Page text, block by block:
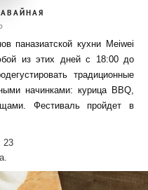
паназиатской кухни Meiwei
из этих дней с 18:00 до
традиционные
начинками: курица BBQ,
Фестиваль пройдет в
23